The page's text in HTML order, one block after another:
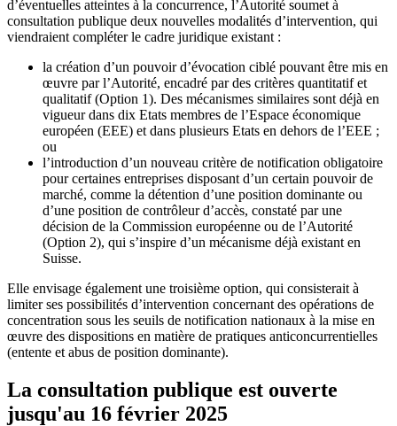
d’éventuelles atteintes à la concurrence, l’Autorité soumet à
consultation publique deux nouvelles modalités d’intervention, qui
viendraient compléter le cadre juridique existant :
la création d’un pouvoir d’évocation ciblé pouvant être mis en
œuvre par l’Autorité, encadré par des critères quantitatif et
qualitatif (Option 1). Des mécanismes similaires sont déjà en
vigueur dans dix Etats membres de l’Espace économique
européen (EEE) et dans plusieurs Etats en dehors de l’EEE ;
ou
l’introduction d’un nouveau critère de notification obligatoire
pour certaines entreprises disposant d’un certain pouvoir de
marché, comme la détention d’une position dominante ou
d’une position de contrôleur d’accès, constaté par une
décision de la Commission européenne ou de l’Autorité
(Option 2), qui s’inspire d’un mécanisme déjà existant en
Suisse.
Elle envisage également une troisième option, qui consisterait à
limiter ses possibilités d’intervention concernant des opérations de
concentration sous les seuils de notification nationaux à la mise en
œuvre des dispositions en matière de pratiques anticoncurrentielles
(entente et abus de position dominante).
La consultation publique est ouverte
jusqu'au 16 février 2025